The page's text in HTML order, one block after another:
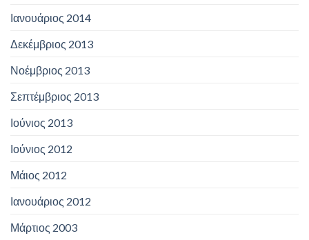
Ιανουάριος 2014
Δεκέμβριος 2013
Νοέμβριος 2013
Σεπτέμβριος 2013
Ιούνιος 2013
Ιούνιος 2012
Μάιος 2012
Ιανουάριος 2012
Μάρτιος 2003